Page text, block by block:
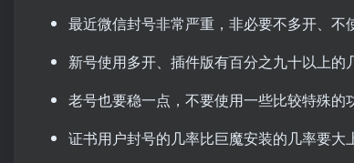
最近微信封号非常严重，非必要不多开、不
新号使用多开、插件版有百分之九十以上
老号也要稳一点，不要使用一些比较特殊的
证书用户封号的几率比巨魔安装的几率要大